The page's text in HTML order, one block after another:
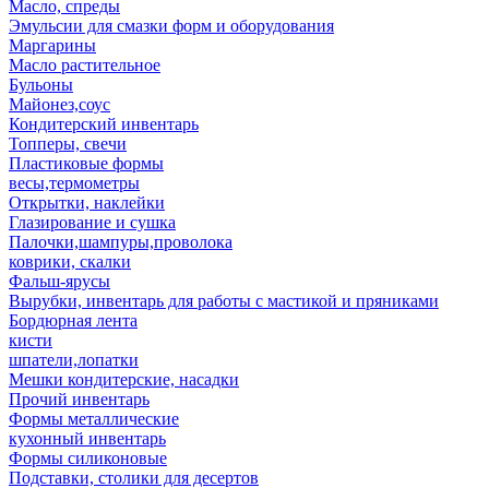
Масло, спреды
Эмульсии для смазки форм и оборудования
Маргарины
Масло растительное
Бульоны
Майонез,соус
Кондитерский инвентарь
Топперы, свечи
Пластиковые формы
весы,термометры
Открытки, наклейки
Глазирование и сушка
Палочки,шампуры,проволока
коврики, скалки
Фальш-ярусы
Вырубки, инвентарь для работы с мастикой и пряниками
Бордюрная лента
кисти
шпатели,лопатки
Мешки кондитерские, насадки
Прочий инвентарь
Формы металлические
кухонный инвентарь
Формы силиконовые
Подставки, столики для десертов